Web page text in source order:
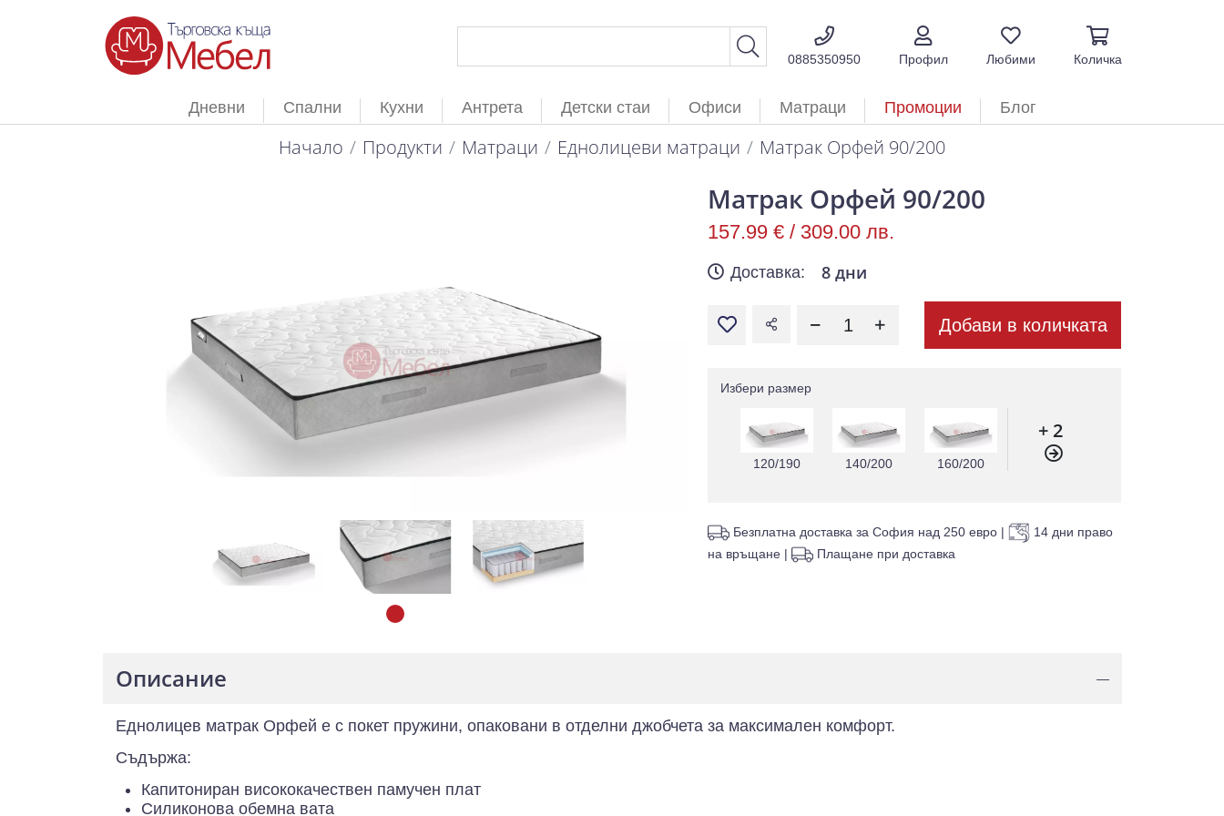
0885350950 Профил Любими Количка
Дневни Спални Кухни Антрета Детски стаи Офиси Матраци Промоции Блог
Начало Продукти Матраци Еднолицеви матраци Матрак Орфей 90/200
Матрак Орфей 90/200
157.99 € / 309.00 лв.
Доставка: 8 дни
Добави в количката
Избери размер
120/190 140/200 160/200
+ 2
Безплатна доставка за София над 250 евро |
14 дни право
на връщане | Плащане при доставка
Описание —
Еднолицев матрак Орфей е с покет пружини, опаковани в отделни джобчета за максимален комфорт.
Съдържа:
Капитониран висококачествен памучен плат
Силиконова обемна вата